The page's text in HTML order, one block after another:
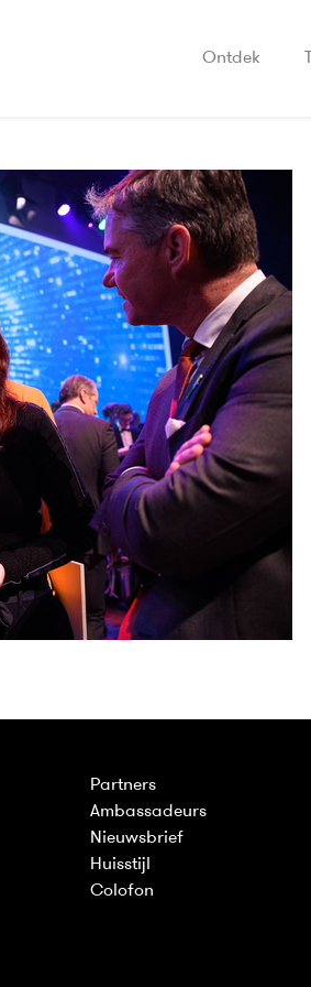
Ontdek
Partners
Ambassadeurs
Nieuwsbrief
Huisstijl
Colofon